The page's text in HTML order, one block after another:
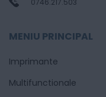
MENIU PRINCIPAL
Imprimante
Multifunctionale